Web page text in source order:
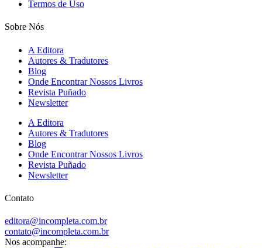
Termos de Uso
Sobre Nós
A Editora
Autores & Tradutores
Blog
Onde Encontrar Nossos Livros
Revista Puñado
Newsletter
A Editora
Autores & Tradutores
Blog
Onde Encontrar Nossos Livros
Revista Puñado
Newsletter
Contato
editora@incompleta.com.br
contato@incompleta.com.br
Nos acompanhe: